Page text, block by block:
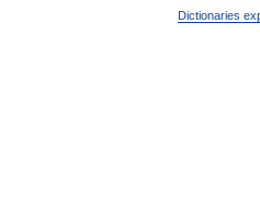
Dictionaries